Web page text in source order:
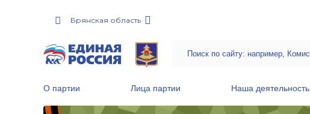
Брянская область
О партии Лица партии Наша деятельность